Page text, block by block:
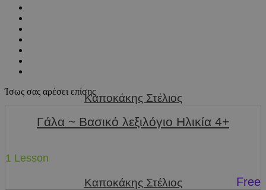
Ίσως σας αρέσει επίσης
Καποκάκης Στέλιος
Γάλα ~ Βασικό λεξιλόγιο Ηλικία 4+
1 Lesson
Free
Καποκάκης Στέλιος